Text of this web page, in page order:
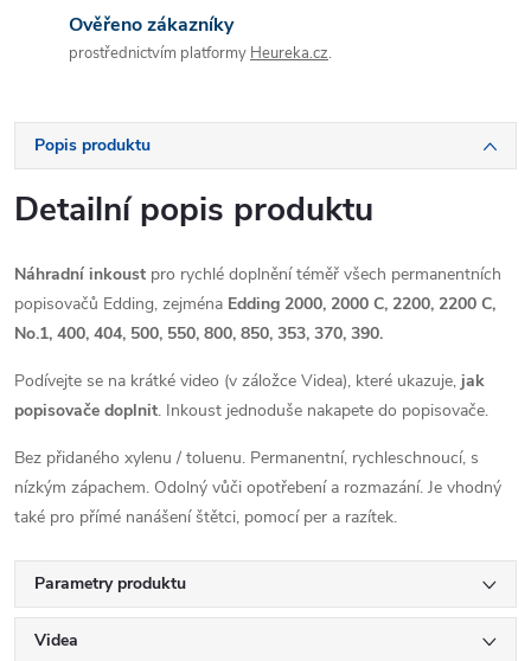
Ověřeno zákazníky
prostřednictvím platformy Heureka.cz.
Popis produktu
Detailní popis produktu
Náhradní inkoust pro rychlé doplnění téměř všech permanentních
popisovačů Edding, zejména Edding 2000, 2000 C, 2200, 2200 C,
No.1, 400, 404, 500, 550, 800, 850, 353, 370, 390.
Podívejte se na krátké video (v záložce Videa), které ukazuje, jak
popisovače doplnit. Inkoust jednoduše nakapete do popisovače.
Bez přidaného xylenu / toluenu. Permanentní, rychleschnoucí, s
nízkým zápachem. Odolný vůči opotřebení a rozmazání. Je vhodný
také pro přímé nanášení štětci, pomocí per a razítek.
Parametry produktu
Videa